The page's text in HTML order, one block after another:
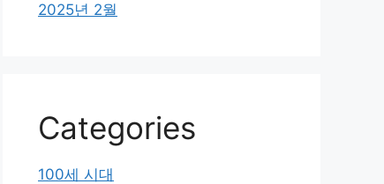
2025년 2월
Categories
100세 시대